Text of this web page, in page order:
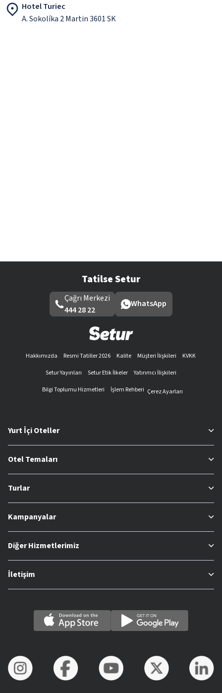
Hotel Turiec
A. Sokolíka 2 Martin 3601 SK
Tatilse Setur
Çağrı Merkezi
444 28 22
WhatsApp
Hakkımızda Resmi Tatiller 2026 Kalite Müşteri İlişkileri
KVKK
Setur Yayınları
Setur Etik İlkeler
Yatırımcı İlişkileri
Bilgi Toplumu Hizmetleri
İşlem Rehberi Çerez Ayarları
Yurt İçi Oteller
Otel Temaları
Turlar
Kampanyalar
Diğer Hizmetlerimiz
İletişim